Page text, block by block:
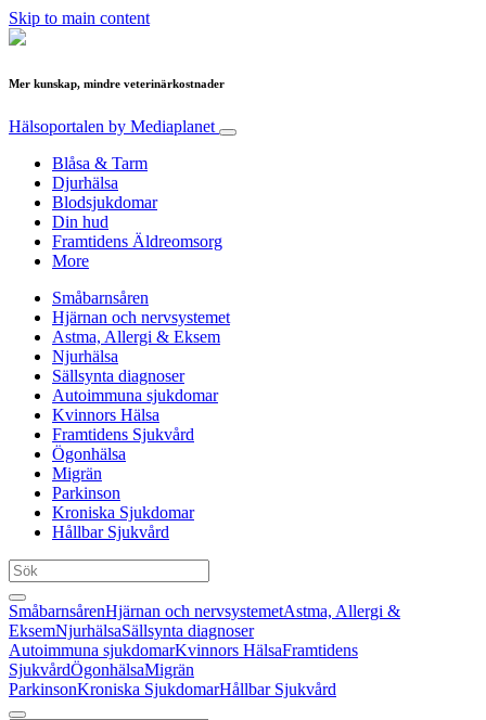
Skip to main content
Mer kunskap, mindre veterinärkostnader
Hälsoportalen by Mediaplanet
Blåsa & Tarm
Djurhälsa
Blodsjukdomar
Din hud
Framtidens Äldreomsorg
More
Småbarnsåren
Hjärnan och nervsystemet
Astma, Allergi & Eksem
Njurhälsa
Sällsynta diagnoser
Autoimmuna sjukdomar
Kvinnors Hälsa
Framtidens Sjukvård
Ögonhälsa
Migrän
Parkinson
Kroniska Sjukdomar
Hållbar Sjukvård
SmåbarnsårenHjärnan och nervsystemetAstma, Allergi &
EksemNjurhälsaSällsynta diagnoser
Autoimmuna sjukdomarKvinnors HälsaFramtidens
SjukvårdÖgonhälsaMigrän
ParkinsonKroniska SjukdomarHållbar Sjukvård